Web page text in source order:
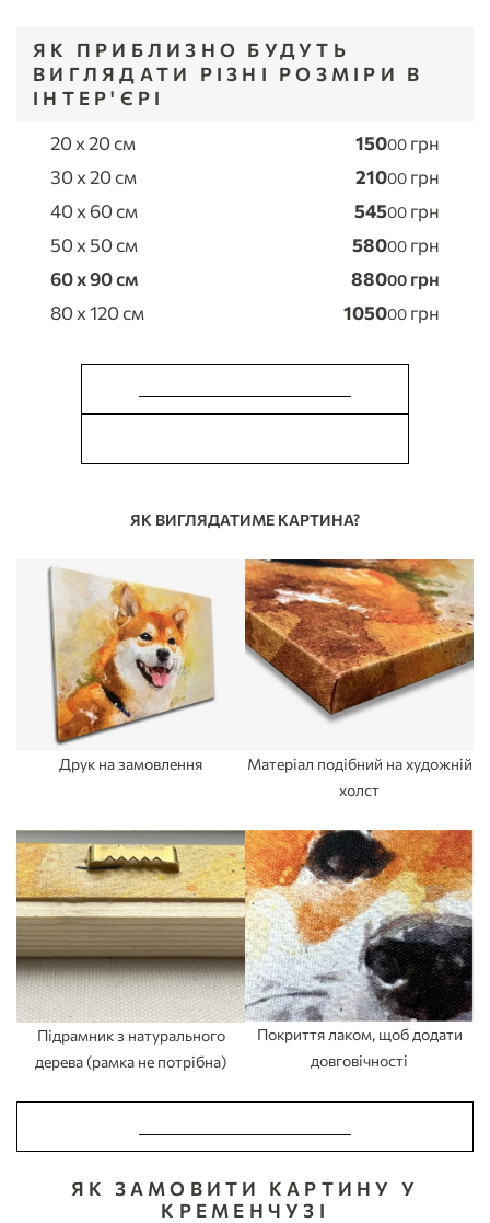
ЯК ПРИБЛИЗНО БУДУТЬ
ВИГЛЯДАТИ РІЗНІ РОЗМІРИ В
ІНТЕР'ЄРІ
20 x 20 см
15000 грн
30 x 20 см
21000 грн
40 x 60 см
54500 грн
50 x 50 см
58000 грн
60 x 90 см
88000 грн
80 x 120 см
105000 грн
ЯК ВИГЛЯДАТИМЕ КАРТИНА?
Друк на замовлення
Матеріал подібний на художній
холст
Підрамник з натурального
дерева (рамка не потрібна)
Покриття лаком, щоб додати
довговічності
ЯК ЗАМОВИТИ КАРТИНУ У
КРЕМЕНЧУЗІ